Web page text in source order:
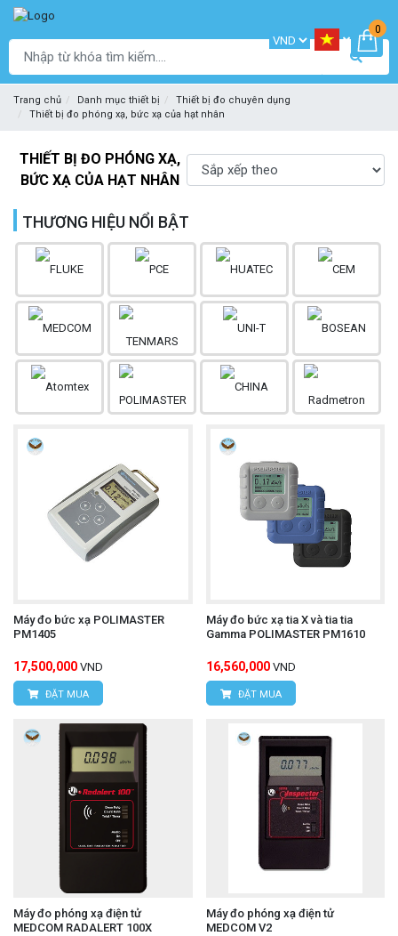
0
Trang chủ Danh mục thiết bị
Thiết bị đo chuyên dụng
Thiết bị đo phóng xạ, bức xạ của hạt nhân
THIẾT BỊ ĐO PHÓNG XẠ,
BỨC XẠ CỦA HẠT NHÂN
THƯƠNG HIỆU NỔI BẬT
Máy đo bức xạ POLIMASTER
PM1405
17,500,000 VND
ĐẶT MUA
Máy đo bức xạ tia X và tia tia
Gamma POLIMASTER PM1610
16,560,000 VND
ĐẶT MUA
Máy đo phóng xạ điện tử
MEDCOM RADALERT 100X
Máy đo phóng xạ điện tử
MEDCOM V2